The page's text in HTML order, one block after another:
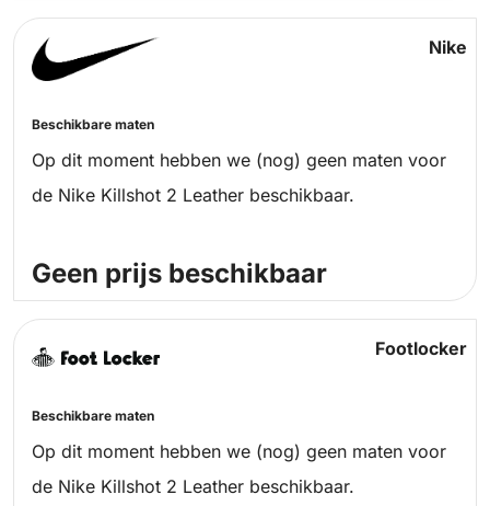
Nike
Beschikbare maten
Op dit moment hebben we (nog) geen maten voor
de Nike Killshot 2 Leather beschikbaar.
Geen prijs beschikbaar
Footlocker
Beschikbare maten
Op dit moment hebben we (nog) geen maten voor
de Nike Killshot 2 Leather beschikbaar.